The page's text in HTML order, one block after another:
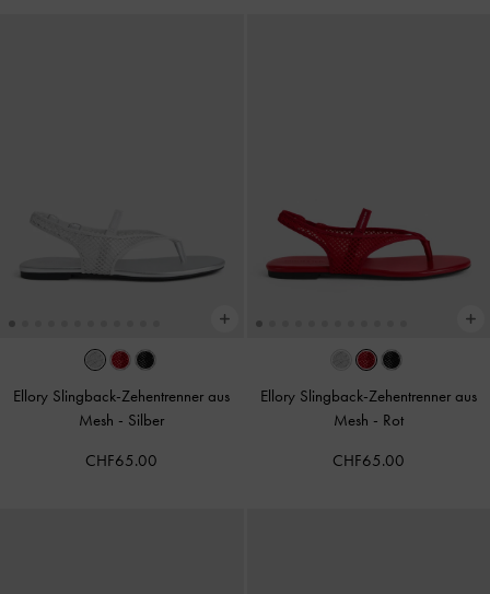
Ellory Slingback-Zehentrenner aus
Mesh - Silber
CHF65.00
Ellory Slingback-Zehentrenner aus
Mesh - Rot
CHF65.00